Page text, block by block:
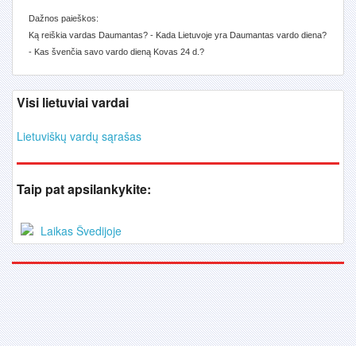
Dažnos paieškos:
Ką reiškia vardas Daumantas? - Kada Lietuvoje yra Daumantas vardo diena?
- Kas švenčia savo vardo dieną Kovas 24 d.?
Visi lietuviai vardai
Lietuviškų vardų sąrašas
Taip pat apsilankykite:
Laikas Švedijoje